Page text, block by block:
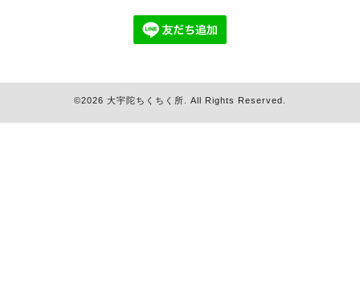
©2026 大宇陀ちくちく所. All Rights Reserved.